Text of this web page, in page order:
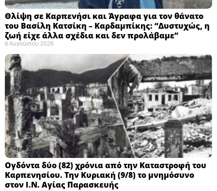
Θλίψη σε Καρπενήσι και Άγραφα για τον θάνατο
του Βασίλη Κατσίκη – Καρδαμπίκης: “Δυστυχώς, η
ζωή είχε άλλα σχέδια και δεν προλάβαμε”
6 Αυγούστου 2026
Ογδόντα δύο (82) χρόνια από την Καταστροφή του
Καρπενησίου. Την Κυριακή (9/8) το μνημόσυνο
στον Ι.Ν. Αγίας Παρασκευής